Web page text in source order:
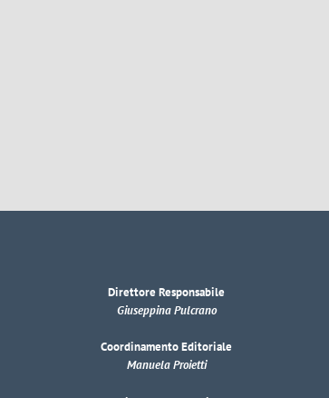
Direttore Responsabile
Giuseppina Pulcrano
Coordinamento Editoriale
Manuela Proietti